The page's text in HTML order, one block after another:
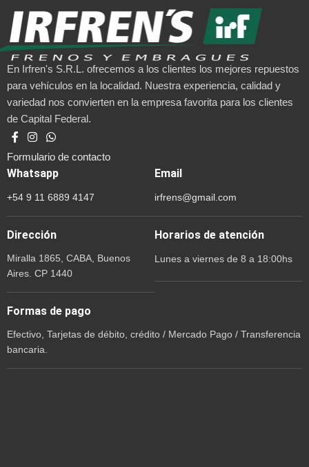
En Irfren's S.R.L. ofrecemos a los clientes los mejores repuestos
para vehículos en la localidad. Nuestra experiencia, calidad y
variedad nos convierten en la empresa favorita para los clientes
de Capital Federal.
Formulario de contacto
Whatsapp
+54 9 11 6889 4147
Email
irfrens@gmail.com
Dirección
Miralla 1865, CABA, Buenos
Aires. CP 1440
Horarios de atención
Lunes a viernes de 8 a 18:00hs
Formas de pago
Efectivo, Tarjetas de débito, crédito / Mercado Pago / Transferencia
bancaria.